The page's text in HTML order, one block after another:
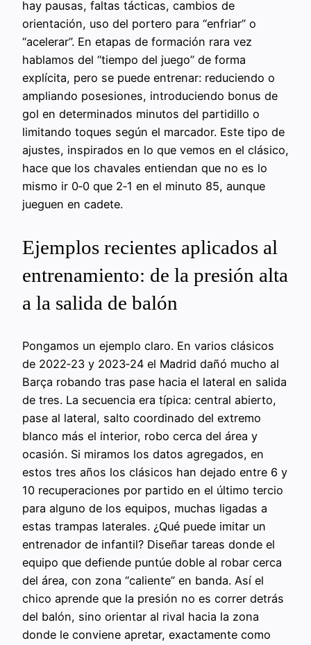
hay pausas, faltas tácticas, cambios de
orientación, uso del portero para “enfriar” o
“acelerar”. En etapas de formación rara vez
hablamos del “tiempo del juego” de forma
explícita, pero se puede entrenar: reduciendo o
ampliando posesiones, introduciendo bonus de
gol en determinados minutos del partidillo o
limitando toques según el marcador. Este tipo de
ajustes, inspirados en lo que vemos en el clásico,
hace que los chavales entiendan que no es lo
mismo ir 0‑0 que 2‑1 en el minuto 85, aunque
jueguen en cadete.
Ejemplos recientes aplicados al
entrenamiento: de la presión alta
a la salida de balón
Pongamos un ejemplo claro. En varios clásicos
de 2022‑23 y 2023‑24 el Madrid dañó mucho al
Barça robando tras pase hacia el lateral en salida
de tres. La secuencia era típica: central abierto,
pase al lateral, salto coordinado del extremo
blanco más el interior, robo cerca del área y
ocasión. Si miramos los datos agregados, en
estos tres años los clásicos han dejado entre 6 y
10 recuperaciones por partido en el último tercio
para alguno de los equipos, muchas ligadas a
estas trampas laterales. ¿Qué puede imitar un
entrenador de infantil? Diseñar tareas donde el
equipo que defiende puntúe doble al robar cerca
del área, con zona “caliente” en banda. Así el
chico aprende que la presión no es correr detrás
del balón, sino orientar al rival hacia la zona
donde le conviene apretar, exactamente como